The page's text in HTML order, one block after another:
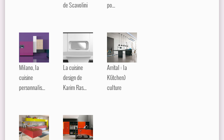
de Scavolini
po...
Milano, la
cuisine
personnalis...
La cuisine
design de
Karim Ras...
Arrital : la
K(itchen)
culture